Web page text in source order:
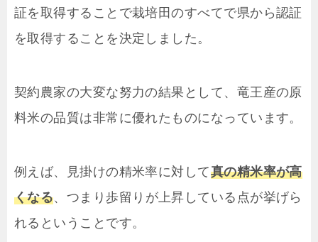
証を取得することで栽培田のすべてで県から認証
を取得することを決定しました。
契約農家の大変な努力の結果として、竜王産の原
料米の品質は非常に優れたものになっています。
例えば、見掛けの精米率に対して真の精米率が高
くなる、つまり歩留りが上昇している点が挙げら
れるということです。